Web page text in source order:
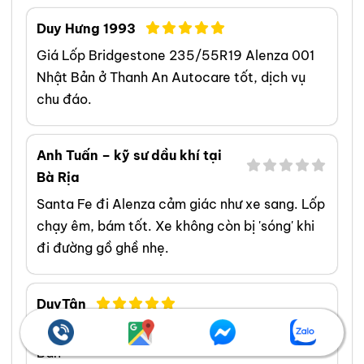
những kiến thức và công nghệ
hàng thường xuyên khen ngợi khả
năng giải thích thông tin phức
và khả năng tư vấn tận tâm của
tôi. Mục tiêu của tôi là giúp bạn
tìm được loại lốp hoàn hảo, đáp
ứng chính xác nhu cầu và ngân
sách của bạn. Kết nối với tôi trên
Facebook
Duy Hưng 1993
Giá Lốp Bridgestone 235/55R19 Alenza 001
Nhật Bản ở Thanh An Autocare tốt, dịch vụ
chu đáo.
Anh Tuấn – kỹ sư dầu khí tại
Bà Rịa
Santa Fe đi Alenza cảm giác như xe sang. Lốp
chạy êm, bám tốt. Xe không còn bị 'sóng' khi
đi đường gồ ghề nhẹ.
DuyTân
Lốp Bridgestone 235/55R19 Alenza 001 Nhật
Bản